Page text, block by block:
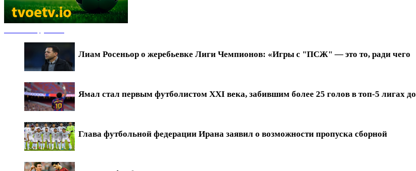
Лиам Росеньор о жеребьевке Лиги Чемпионов: «Игры с "ПСЖ" — это то, ради чего
Ямал стал первым футболистом XXI века, забившим более 25 голов в топ-5 лигах до
Глава футбольной федерации Ирана заявил о возможности пропуска сборной